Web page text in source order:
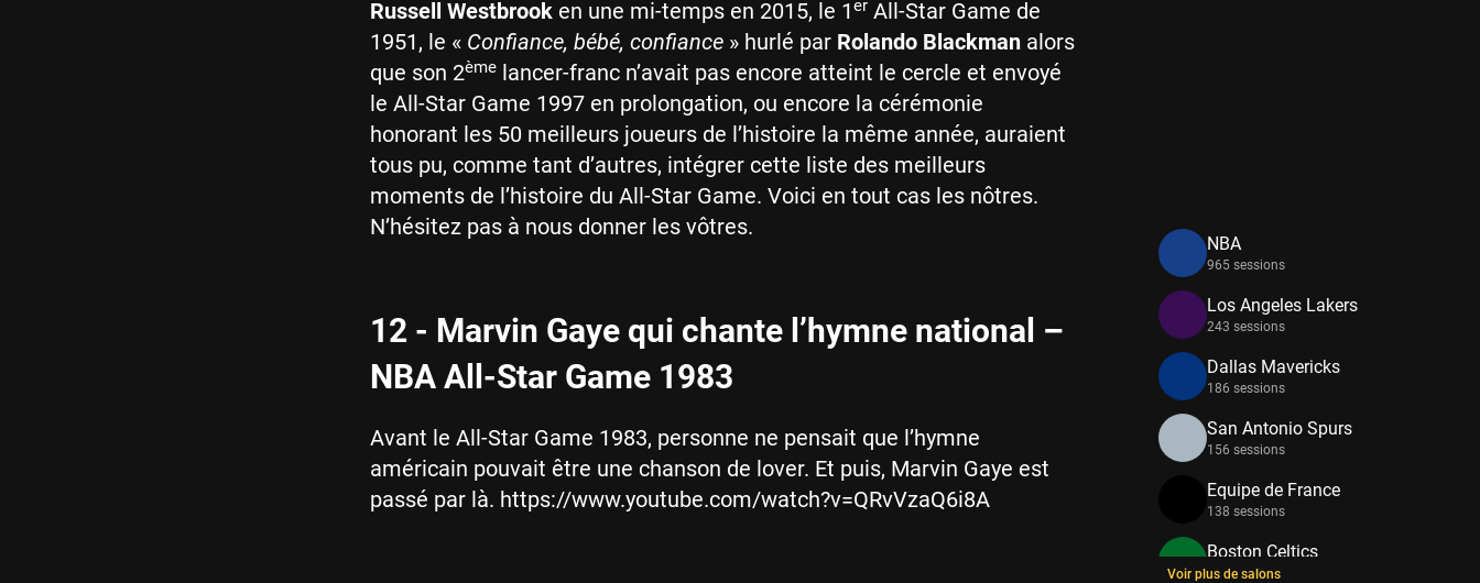
Russell Westbrook en une mi-temps en 2015, le 1er All-Star Game de
1951, le « Confiance, bébé, confiance » hurlé par Rolando Blackman alors
que son 2ème lancer-franc n’avait pas encore atteint le cercle et envoyé
le All-Star Game 1997 en prolongation, ou encore la cérémonie
honorant les 50 meilleurs joueurs de l’histoire la même année, auraient
tous pu, comme tant d’autres, intégrer cette liste des meilleurs
moments de l’histoire du All-Star Game. Voici en tout cas les nôtres.
N’hésitez pas à nous donner les vôtres.
12 - Marvin Gaye qui chante l’hymne national –
NBA All-Star Game 1983
Avant le All-Star Game 1983, personne ne pensait que l’hymne
américain pouvait être une chanson de lover. Et puis, Marvin Gaye est
passé par là. https://www.youtube.com/watch?v=QRvVzaQ6i8A
NBA
965 sessions
Los Angeles Lakers
243 sessions
Dallas Mavericks
186 sessions
San Antonio Spurs
156 sessions
Equipe de France
138 sessions
Boston Celtics
133 sessions
Voir plus de salons